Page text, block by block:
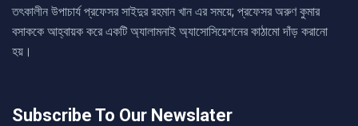
তৎকালীন উপাচার্য প্রফেসর সাইদুর রহমান খান এর সময়ে; প্রফেসর অরুণ কুমার
বসাককে আহ্বায়ক করে একটি অ্যালামনাই অ্যাসোসিয়েশনের কাঠামো দাঁড় করানো
হয়।
Subscribe To Our Newslater